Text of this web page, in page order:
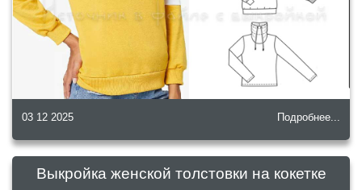
03 12 2025 Подробнее...
Выкройка женской толстовки на кокетке